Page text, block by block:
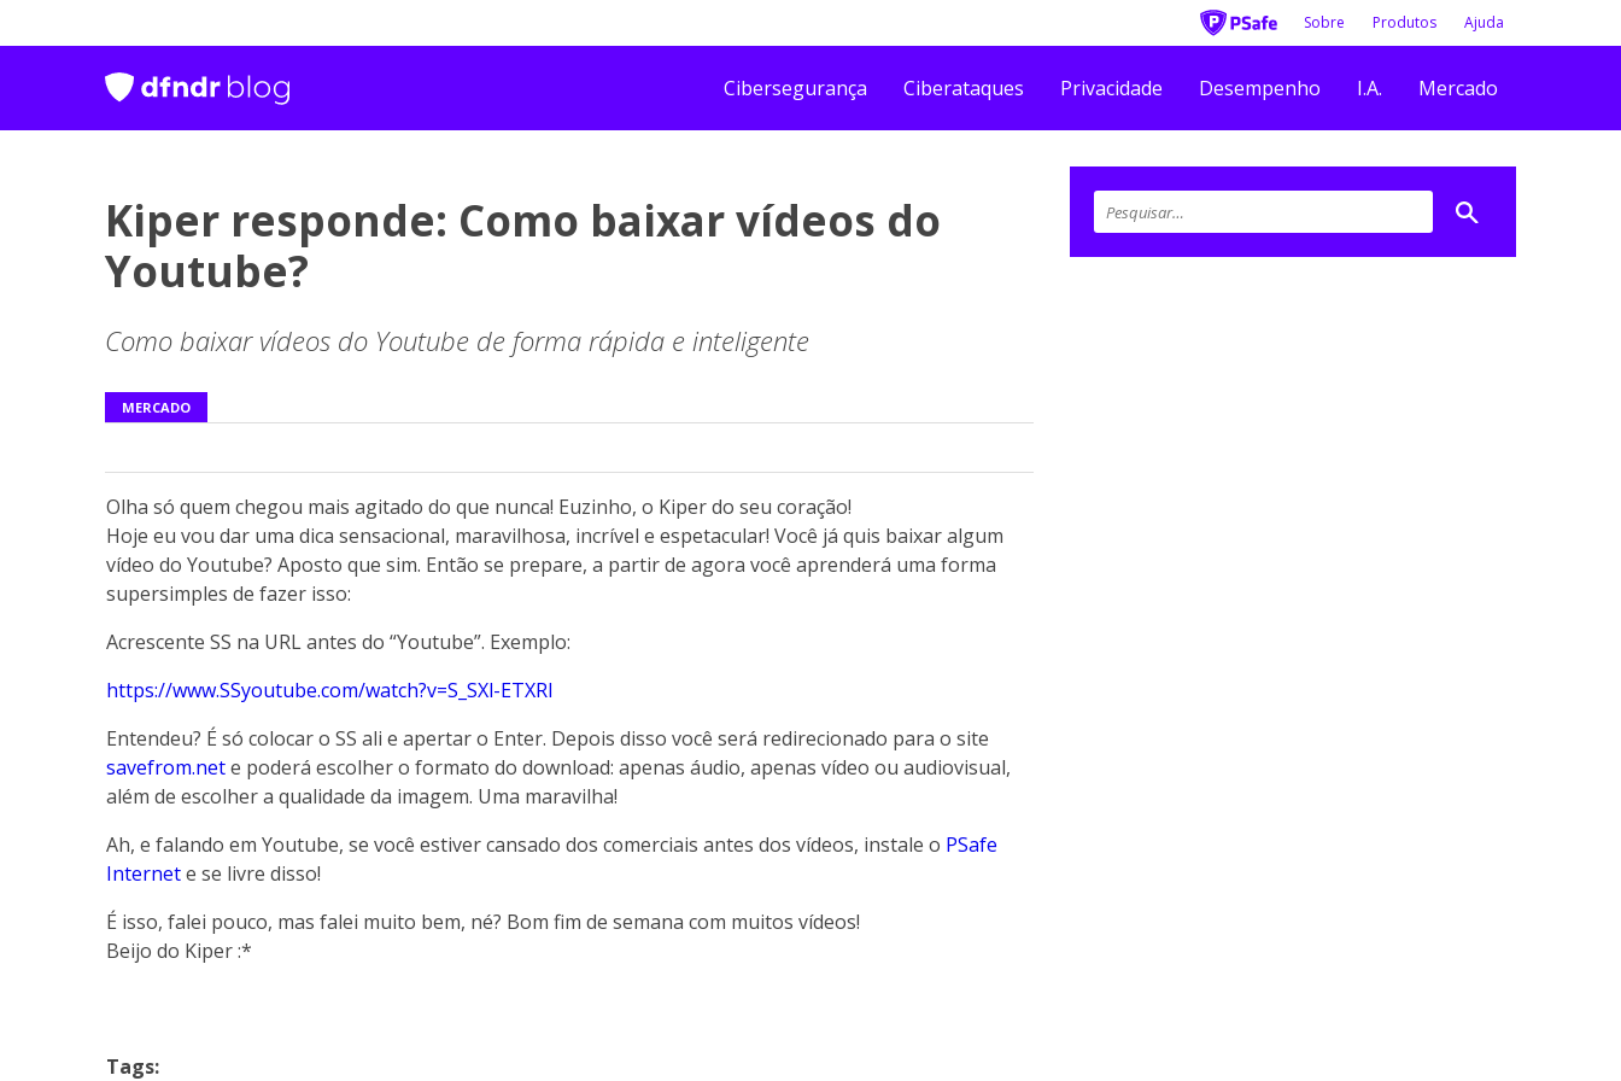
Sobre Produtos Ajuda
Cibersegurança Ciberataques Privacidade Desempenho I.A. Mercado
Kiper responde: Como baixar vídeos do
Youtube?
Como baixar vídeos do Youtube de forma rápida e inteligente
MERCADO
Olha só quem chegou mais agitado do que nunca! Euzinho, o Kiper do seu coração!
Hoje eu vou dar uma dica sensacional, maravilhosa, incrível e espetacular! Você já quis baixar algum
vídeo do Youtube? Aposto que sim. Então se prepare, a partir de agora você aprenderá uma forma
supersimples de fazer isso:
Acrescente SS na URL antes do “Youtube”. Exemplo:
https://www.SSyoutube.com/watch?v=S_SXl-ETXRI
Entendeu? É só colocar o SS ali e apertar o Enter. Depois disso você será redirecionado para o site
savefrom.nete poderá escolher o formato do download: apenas áudio, apenas vídeo ou audiovisual,
além de escolher a qualidade da imagem. Uma maravilha!
Ah, e falando em Youtube, se você estiver cansado dos comerciais antes dos vídeos, instale o PSafe
Internete se livre disso!
É isso, falei pouco, mas falei muito bem, né? Bom fim de semana com muitos vídeos!
Beijo do Kiper :*
Tags: